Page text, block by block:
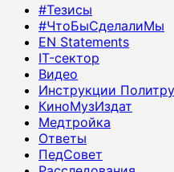
#Тезисы
#ЧтоБыСделалиМы
EN Statements
IT-сектор
Видео
Инструкции
КиноМузИздат
Медтройка
Ответы
ПедСовет